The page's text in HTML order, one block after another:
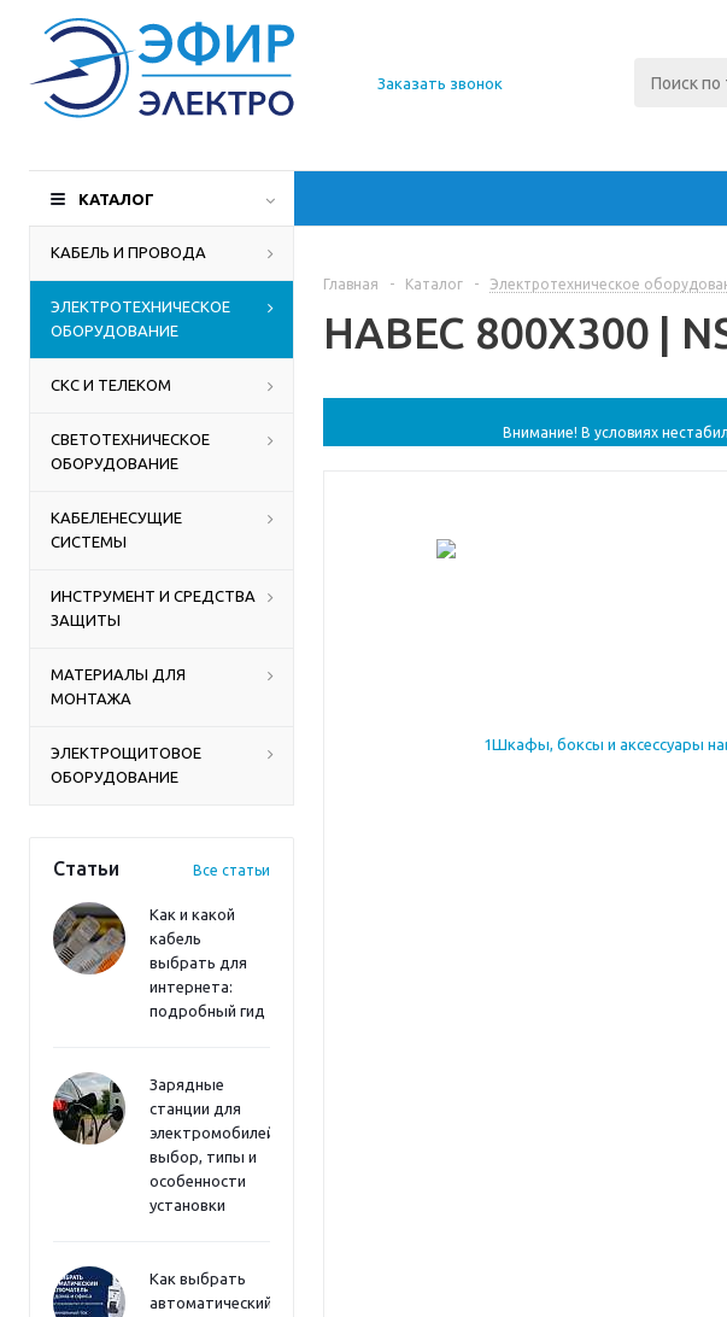
О компании
Доставка
Производители
Контакты
Заказать звонок
КАТАЛОГ
КАБЕЛЬ И ПРОВОДА
ЭЛЕКТРОТЕХНИЧЕСКОЕ
ОБОРУДОВАНИЕ
СКС И ТЕЛЕКОМ
СВЕТОТЕХНИЧЕСКОЕ
ОБОРУДОВАНИЕ
КАБЕЛЕНЕСУЩИЕ
СИСТЕМЫ
ИНСТРУМЕНТ И СРЕДСТВА
ЗАЩИТЫ
МАТЕРИАЛЫ ДЛЯ
МОНТАЖА
ЭЛЕКТРОЩИТОВОЕ
ОБОРУДОВАНИЕ
Статьи Все статьи
Как и какой
кабель
выбрать для
интернета:
подробный гид
Зарядные
станции для
электромобилей:
выбор, типы и
особенности
установки
Как выбрать
автоматический
Главная - Каталог - Электротехническое
НАВЕС 800X300 |
Внимание! В условиях